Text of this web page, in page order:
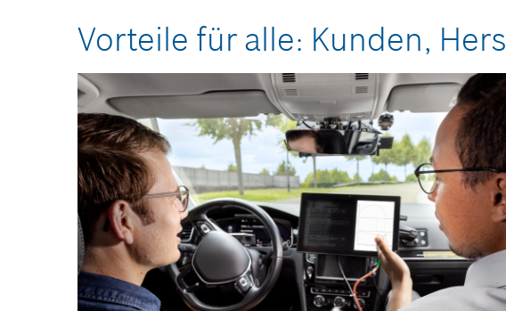
Vorteile für alle: Kunden,